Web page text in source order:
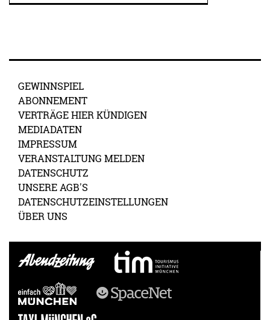
GEWINNSPIEL
ABONNEMENT
VERTRÄGE HIER KÜNDIGEN
MEDIADATEN
IMPRESSUM
VERANSTALTUNG MELDEN
DATENSCHUTZ
UNSERE AGB'S
DATENSCHUTZEINSTELLUNGEN
ÜBER UNS